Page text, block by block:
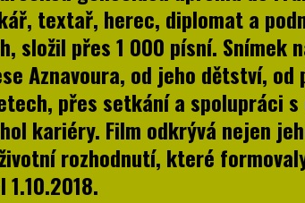
textař, herec, diplomat a
složil přes 1 000 písní. Snímek
Aznavoura, od jeho dětství,
přes setkání a spolupráci
kariéry. Film odkrývá nejen
rozhodnutí, které
1.10.2018.